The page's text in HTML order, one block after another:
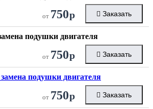
от 750р Заказать
подушки двигателя
от 750р Заказать
подушки двигателя
от 750р Заказать